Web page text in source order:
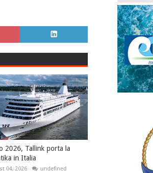
2026, Tallink porta la
in Italia
04, 2026 undefined